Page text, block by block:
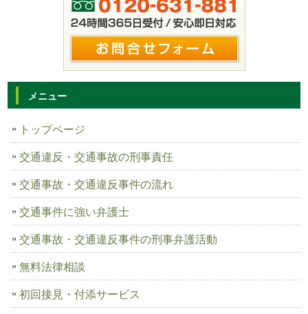
メニュー
トップページ
交通違反・交通事故の刑事責任
交通事故・交通違反事件の流れ
交通事件に強い弁護士
交通事故・交通違反事件の刑事弁護活動
無料法律相談
初回接見・付添サービス